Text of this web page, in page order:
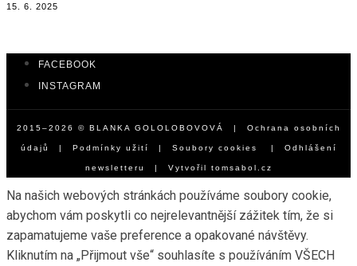
15. 6. 2025
FACEBOOK
INSTAGRAM
2015–2026 © BLANKA GOLOLOBOVOVÁ | Ochrana osobních
údajů | Podmínky užití | Soubory cookies | Odhlášení
newsletteru | Vytvořil tomsabol.cz
Na našich webových stránkách používáme soubory cookie,
abychom vám poskytli co nejrelevantnější zážitek tím, že si
zapamatujeme vaše preference a opakované návštěvy.
Kliknutím na „Přijmout vše“ souhlasíte s používáním VŠECH